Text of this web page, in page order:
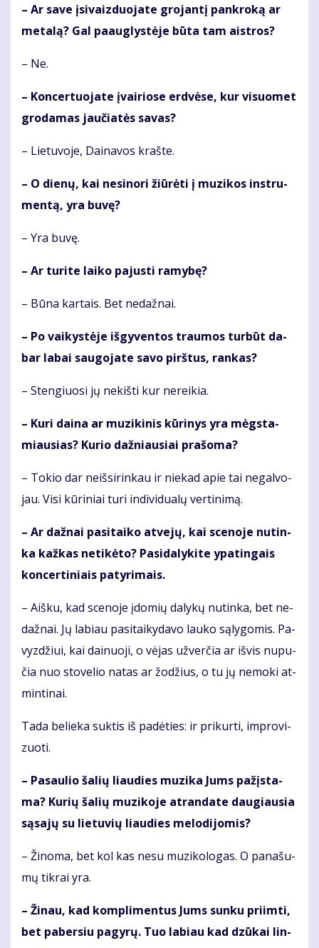
– Ar sa­ve įsi­vaiz­duo­ja­te gro­jan­tį pan­kro­ką ar
me­ta­lą? Gal pa­aug­lys­tė­je bū­ta tam aist­ros?
– Ne.
– Kon­cer­tuo­ja­te įvai­rio­se erd­vė­se, kur vi­suo­met
gro­da­mas jau­čia­tės sa­vas?
– Lie­tu­vo­je, Dai­na­vos kraš­te.
– O die­nų, kai ne­si­no­ri žiū­rė­ti į mu­zi­kos in­stru­
men­tą, yra bu­vę?
– Yra bu­vę.
– Ar tu­ri­te lai­ko pa­jus­ti ra­my­bę?
– Bū­na kar­tais. Bet ne­daž­nai.
– Po vai­kys­tė­je iš­gy­ven­tos trau­mos tur­būt da­
bar la­bai sau­go­ja­te sa­vo pirš­tus, ran­kas?
– Sten­giuo­si jų ne­kiš­ti kur ne­rei­kia.
– Ku­ri dai­na ar mu­zi­ki­nis kū­ri­nys yra mėgs­ta­
miau­sias? Ku­rio daž­niau­siai pra­šo­ma?
– To­kio dar ne­iš­si­rin­kau ir nie­kad apie tai ne­gal­vo­
jau. Vi­si kū­ri­niai tu­ri in­di­vi­du­a­lų ver­ti­ni­mą.
– Ar daž­nai pa­si­tai­ko at­ve­jų, kai sce­no­je nu­tin­
ka kaž­kas ne­ti­kė­to? Pa­si­da­ly­ki­te ypa­tin­gais
kon­cer­ti­niais pa­ty­ri­mais.
– Aiš­ku, kad sce­no­je įdo­mių da­ly­kų nu­tin­ka, bet ne­
daž­nai. Jų la­biau pa­si­tai­ky­da­vo lau­ko są­ly­go­mis. Pa­
vyz­džiui, kai dai­nuo­ji, o vė­jas už­ver­čia ar iš­vis nu­pu­
čia nuo sto­ve­lio na­tas ar žo­džius, o tu jų ne­mo­ki at­
min­ti­nai.
Ta­da be­lie­ka suk­tis iš pa­dė­ties: ir pri­kur­ti, im­pro­vi­
zuo­ti.
– Pa­sau­lio ša­lių liau­dies mu­zi­ka Jums pa­žįs­ta­
ma? Ku­rių ša­lių mu­zi­ko­je at­ran­da­te dau­giau­sia
są­sa­jų su lie­tu­vių liau­dies me­lo­di­jo­mis?
– Ži­no­ma, bet kol kas ne­su mu­zi­ko­lo­gas. O pa­na­šu­
mų tik­rai yra.
– Ži­nau, kad kom­pli­men­tus Jums sun­ku pri­im­ti,
bet pa­ber­siu pa­gy­rų. Tuo la­biau kad dzū­kai lin­